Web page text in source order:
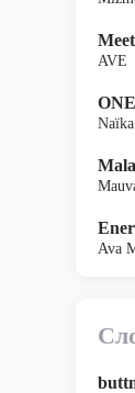
AVE
Naïka
Ava